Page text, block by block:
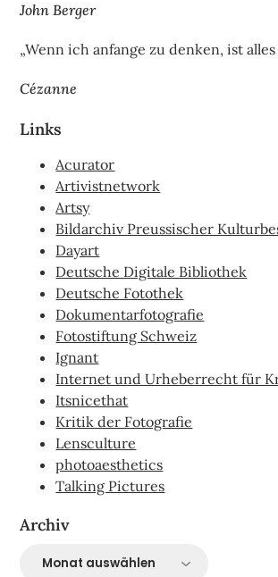
John Berger
„Wenn ich anfange zu denken, ist
Cézanne
Links
Acurator
Artivistnetwork
Artsy
Bildarchiv Preussischer
Dayart
Deutsche Digitale Bibliothek
Deutsche Fotothek
Dokumentarfotografie
Fotostiftung Schweiz
Ignant
Internet und Urheberrecht für
Itsnicethat
Kritik der Fotografie
Lensculture
photoaesthetics
Talking Pictures
Archiv
Archiv